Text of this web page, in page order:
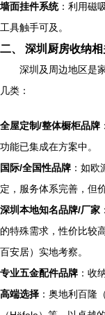
墙面挂件系统：利用磁
工具触手可及。
二、 深圳厨房收纳
深圳及周边地区是
几类：
全屋定制/整体橱柜品牌
功能已集成在方案中。
国际/全国性品牌 ：如
定，服务体系完善，但
深圳本地知名品牌/厂家
的特殊需求，性价比较
百安居）实地考察。
专业五金配件品牌 ：收
高端选择 ：奥地利百隆